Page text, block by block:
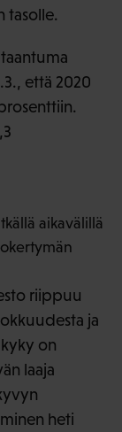
tasolle.
että 2020
aikavälillä
riippuu
ja
on
laaja
heti